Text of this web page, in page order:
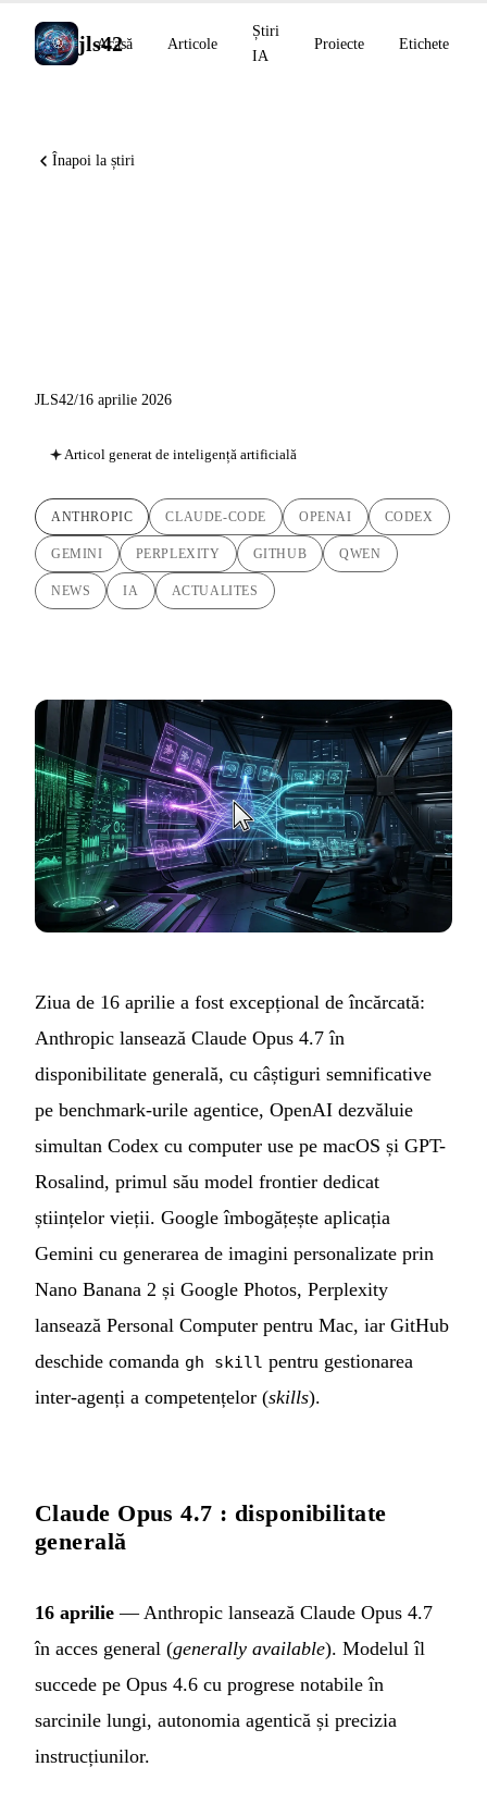
jls42
Acasă Articole
Știri
IA
Proiecte Etichete
Înapoi la știri
JLS42/16 aprilie 2026
Articol generat de inteligență artificială
ANTHROPIC CLAUDE-CODE OPENAI CODEX
GEMINI PERPLEXITY GITHUB QWEN
NEWS IA ACTUALITES
Ziua de 16 aprilie a fost excepțional de încărcată:
Anthropic lansează Claude Opus 4.7 în
disponibilitate generală, cu câștiguri semnificative
pe benchmark-urile agentice, OpenAI dezvăluie
simultan Codex cu computer use pe macOS și GPT-
Rosalind, primul său model frontier dedicat
științelor vieții. Google îmbogățește aplicația
Gemini cu generarea de imagini personalizate prin
Nano Banana 2 și Google Photos, Perplexity
lansează Personal Computer pentru Mac, iar GitHub
deschide comanda gh skill pentru gestionarea
inter-agenți a competențelor (skills).
Claude Opus 4.7 : disponibilitate
generală
16 aprilie — Anthropic lansează Claude Opus 4.7
în acces general (generally available). Modelul îl
succede pe Opus 4.6 cu progrese notabile în
sarcinile lungi, autonomia agentică și precizia
instrucțiunilor.